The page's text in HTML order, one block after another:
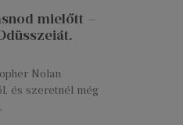
mielőtt –
Nolan
és szeretnél még